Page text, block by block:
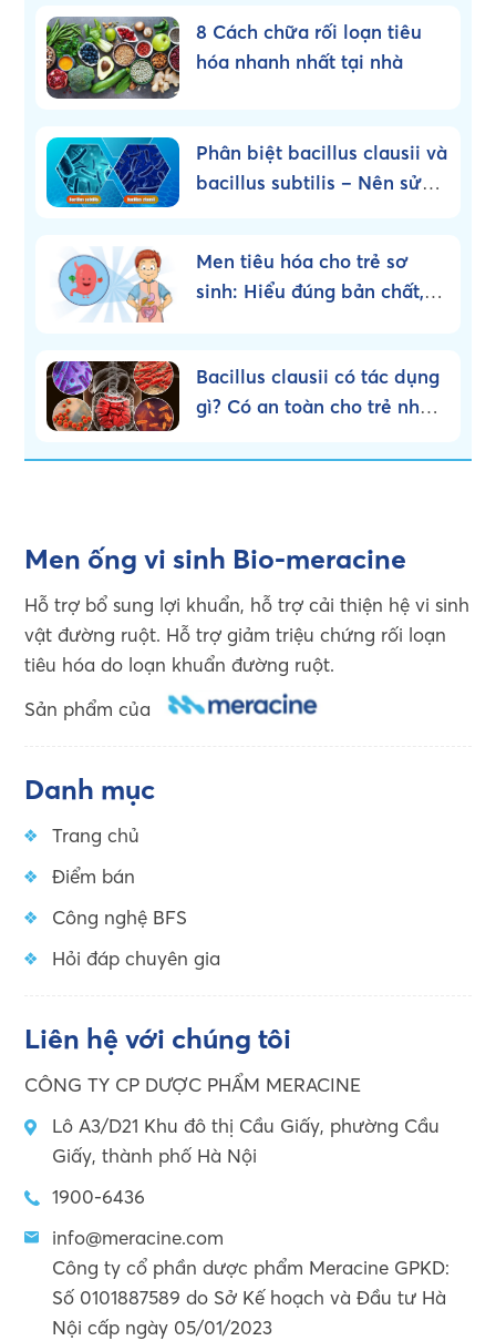
8 Cách chữa rối loạn tiêu
hóa nhanh nhất tại nhà
Phân biệt bacillus clausii và
bacillus subtilis – Nên sử
Men tiêu hóa cho trẻ sơ
sinh: Hiểu đúng bản chất,
Bacillus clausii có tác dụng
gì? Có an toàn cho trẻ nhỏ
Men ống vi sinh Bio-meracine
Hỗ trợ bổ sung lợi khuẩn, hỗ trợ cải thiện hệ vi sinh
vật đường ruột. Hỗ trợ giảm triệu chứng rối loạn
tiêu hóa do loạn khuẩn đường ruột.
Sản phẩm của
Danh mục
Trang chủ
Điểm bán
Công nghệ BFS
Hỏi đáp chuyên gia
Liên hệ với chúng tôi
CÔNG TY CP DƯỢC PHẨM MERACINE
Lô A3/D21 Khu đô thị Cầu Giấy, phường Cầu
Giấy, thành phố Hà Nội
1900-6436
info@meracine.com
Công ty cổ phần dược phẩm Meracine GPKD:
Số 0101887589 do Sở Kế hoạch và Đầu tư Hà
Nội cấp ngày 05/01/2023